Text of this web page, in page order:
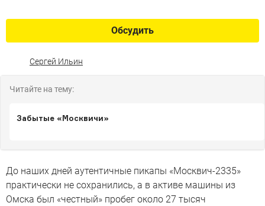
Обсудить
Сергей Ильин
Читайте на тему:
Забытые «Москвичи»
До наших дней аутентичные пикапы «Москвич-2335»
практически не сохранились, а в активе машины из
Омска был «честный» пробег около 27 тысяч